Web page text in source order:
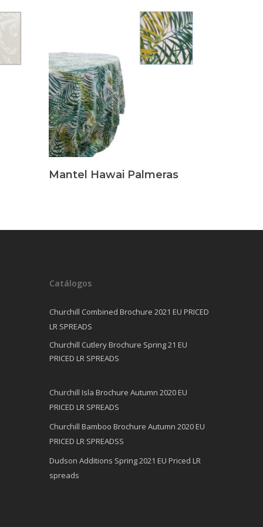
Leer Más
Mantel Hawai Palmeras
Catálogos
Churchill Combined Brochure 2021 EU PRICED
LR SPREADS
Churchill Cutlery Brochure Spring 21 EU
PRICED LR SPREADS
Churchill Isla Brochure Autumn 2020 EU
PRICED LR SPREADS
Churchill Bamboo Brochure Autumn 2020 EU
PRICED LR SPREADSS
Dudson Additions Spring 2021 EU Priced LR
spreads